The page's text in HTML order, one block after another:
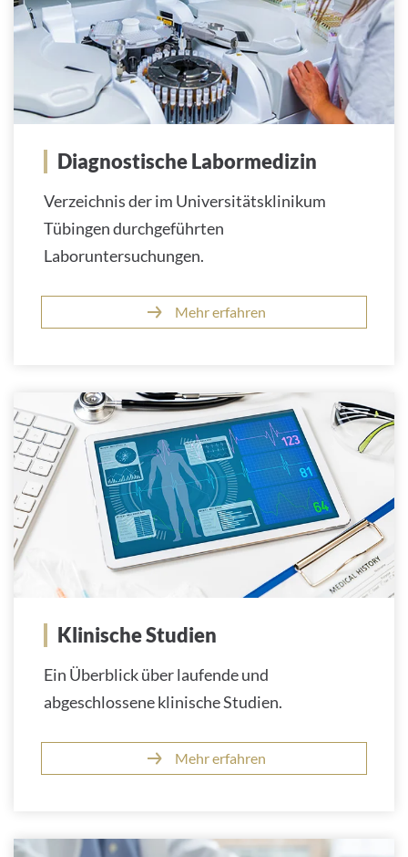
Diagnostische Labormedizin
Verzeichnis der im Universitätsklinikum
Tübingen durchgeführten
Laboruntersuchungen.
Mehr erfahren
Klinische Studien
Ein Überblick über laufende und
abgeschlossene klinische Studien.
Mehr erfahren